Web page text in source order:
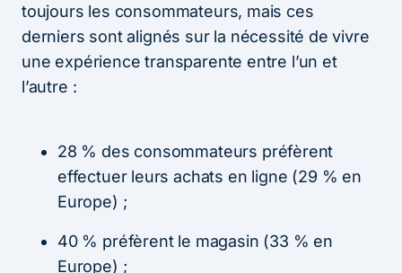
toujours les consommateurs, mais ces
derniers sont alignés sur la nécessité de vivre
une expérience transparente entre l’un et
l’autre :
28 % des consommateurs préfèrent
effectuer leurs achats en ligne (29 % en
Europe) ;
40 % préfèrent le magasin (33 % en
Europe) ;